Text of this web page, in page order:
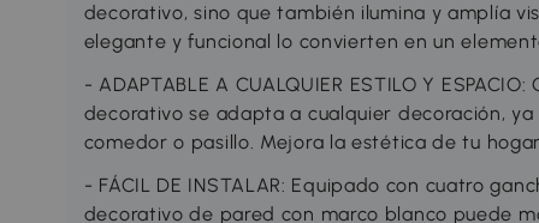
decorativo, sino que también ilumina y amplía
elegante y funcional lo convierten en un
- ADAPTABLE A CUALQUIER ESTILO Y
decorativo se adapta a cualquier decoración,
comedor o pasillo. Mejora la estética de tu
- FÁCIL DE INSTALAR: Equipado con cuatro
decorativo de pared con marco blanco puede